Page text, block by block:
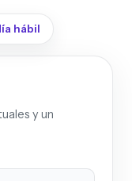
hábil
y un